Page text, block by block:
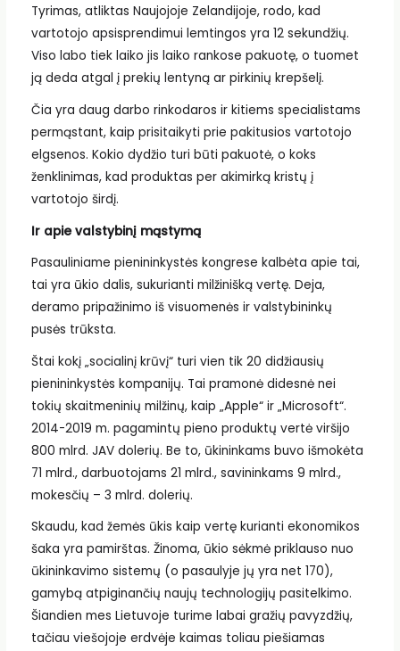
Tyrimas, atliktas Naujojoje Zelandijoje, rodo, kad
vartotojo apsisprendimui lemtingos yra 12 sekundžių.
Viso labo tiek laiko jis laiko rankose pakuotę, o tuomet
ją deda atgal į prekių lentyną ar pirkinių krepšelį.
Čia yra daug darbo rinkodaros ir kitiems specialistams
permąstant, kaip prisitaikyti prie pakitusios vartotojo
elgsenos. Kokio dydžio turi būti pakuotė, o koks
ženklinimas, kad produktas per akimirką kristų į
vartotojo širdį.
Ir apie valstybinį mąstymą
Pasauliniame pienininkystės kongrese kalbėta apie tai,
tai yra ūkio dalis, sukurianti milžinišką vertę. Deja,
deramo pripažinimo iš visuomenės ir valstybininkų
pusės trūksta.
Štai kokį „socialinį krūvį“ turi vien tik 20 didžiausių
pienininkystės kompanijų. Tai pramonė didesnė nei
tokių skaitmeninių milžinų, kaip „Apple“ ir „Microsoft“.
2014-2019 m. pagamintų pieno produktų vertė viršijo
800 mlrd. JAV dolerių. Be to, ūkininkams buvo išmokėta
71 mlrd., darbuotojams 21 mlrd., savininkams 9 mlrd.,
mokesčių – 3 mlrd. dolerių.
Skaudu, kad žemės ūkis kaip vertę kurianti ekonomikos
šaka yra pamirštas. Žinoma, ūkio sėkmė priklauso nuo
ūkininkavimo sistemų (o pasaulyje jų yra net 170),
gamybą atpiginančių naujų technologijų pasitelkimo.
Šiandien mes Lietuvoje turime labai gražių pavyzdžių,
tačiau viešojoje erdvėje kaimas toliau piešiamas